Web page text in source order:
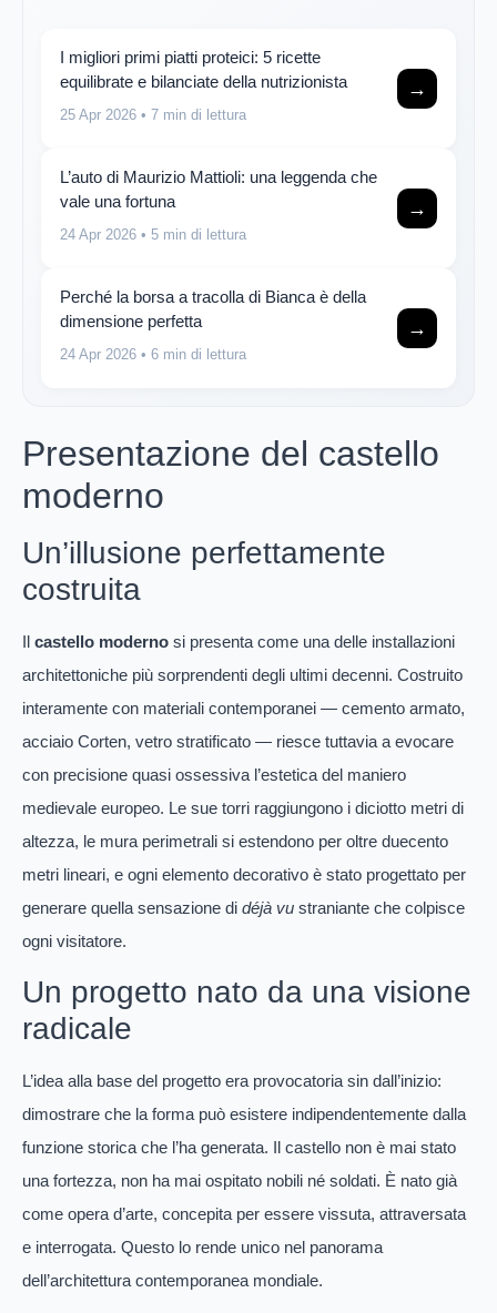
I migliori primi piatti proteici: 5 ricette
equilibrate e bilanciate della nutrizionista
25 Apr 2026 • 7 min di lettura
→
L’auto di Maurizio Mattioli: una leggenda che
vale una fortuna
24 Apr 2026 • 5 min di lettura
→
Perché la borsa a tracolla di Bianca è della
dimensione perfetta
24 Apr 2026 • 6 min di lettura
→
Presentazione del castello
moderno
Un’illusione perfettamente
costruita
Il castello moderno si presenta come una delle installazioni
architettoniche più sorprendenti degli ultimi decenni. Costruito
interamente con materiali contemporanei — cemento armato,
acciaio Corten, vetro stratificato — riesce tuttavia a evocare
con precisione quasi ossessiva l’estetica del maniero
medievale europeo. Le sue torri raggiungono i diciotto metri di
altezza, le mura perimetrali si estendono per oltre duecento
metri lineari, e ogni elemento decorativo è stato progettato per
generare quella sensazione di déjà vu straniante che colpisce
ogni visitatore.
Un progetto nato da una visione
radicale
L’idea alla base del progetto era provocatoria sin dall’inizio:
dimostrare che la forma può esistere indipendentemente dalla
funzione storica che l’ha generata. Il castello non è mai stato
una fortezza, non ha mai ospitato nobili né soldati. È nato già
come opera d’arte, concepita per essere vissuta, attraversata
e interrogata. Questo lo rende unico nel panorama
dell’architettura contemporanea mondiale.